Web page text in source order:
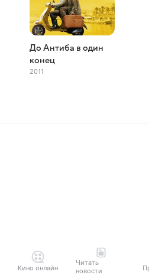
До Антиба в один
конец
2011
Кино онлайн
Читать
новости